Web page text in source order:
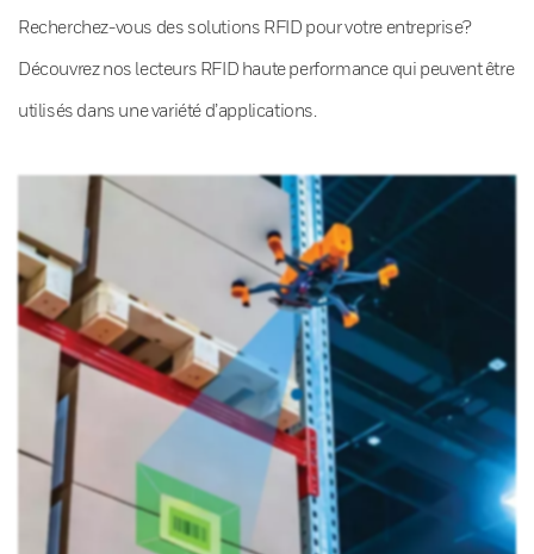
Recherchez-vous des solutions RFID pour votre entreprise?
Découvrez nos lecteurs RFID haute performance qui peuvent être
utilisés dans une variété d’applications.